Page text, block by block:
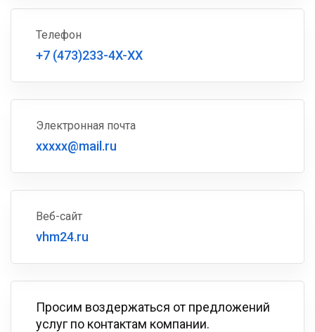
Телефон
+7 (473)233-4X-XX
Электронная почта
xxxxx@mail.ru
Веб-сайт
vhm24.ru
Просим воздержаться от предложений
услуг по контактам компании.